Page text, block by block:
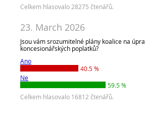
Celkem hlasovalo 28275 čtenářů.
23. March 2026
Jsou vám srozumitelné plány koalice na
koncesionářských poplatků?
Ano
40.5 %
Ne
59.5 %
Celkem hlasovalo 16812 čtenářů.